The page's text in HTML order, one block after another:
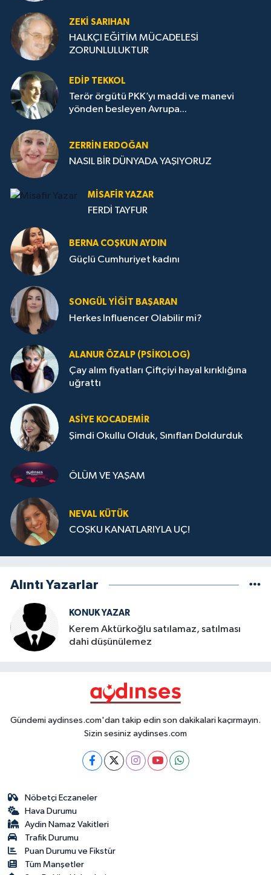
ZEKI SARIHAN
HALKÇI EĞİTİM MÜCADELESİ
ZORUNLULUKTUR
EDIP TEKKOL
Terör örgütü PKK’yı maddi ve manevi
yönden besleyen Avrupa...
ZERRIN ERDOĞAN
NASIL BİR DÜNYADA YAŞIYORUZ
MISAFIR YAZAR
FERDİ TAYFUR
BERNA COŞKUN AYDIN
Güçlü Cumhuriyet kadını
SONGÜL YIĞIT BAŞARAN
Herkes Influencer Olabilir mi?
ALANUR ÖZALP (PSIKOLOG)
Çay alım fiyatları Çiftçiyi hayal kırıklığına
uğrattı
ASIYE KOCADEMİR
Şimdi Okullu Olduk, Sınıfları Doldurduk
ÖLÜM VE YAŞAM
NEVAL KÜTÜK
COŞKU KANATLARIYLA UÇ!
Alıntı Yazarlar
KONUK YAZAR
Kerem Aktürkoğlu satılamaz, satılması
dahi düşünülemez
Gündemi aydinses.com'dan takip edin son dakikalari kaçırmayın.
Sizin sesiniz aydinses.com
Nöbetçi Eczaneler
Hava Durumu
Aydin Namaz Vakitleri
Trafik Durumu
Puan Durumu ve Fikstür
Tüm Manşetler